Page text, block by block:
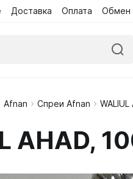
Доставка Оплата Обмен
Afnan Спреи Afnan
AHAD,